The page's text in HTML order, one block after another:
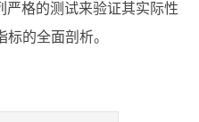
严格的测试来验证其实际性
的全面剖析。